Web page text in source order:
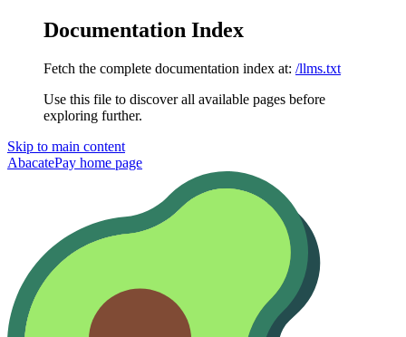
Documentation Index
Fetch the complete documentation index at: /llms.txt
Use this file to discover all available pages before
exploring further.
Skip to main content
AbacatePay home page